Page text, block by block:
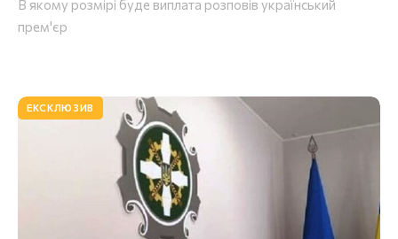
В якому розмірі буде виплата розповів український
прем'єр
ЕКСКЛЮЗИВ